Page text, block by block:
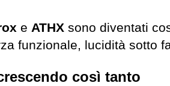
e ATHX sono diventati
funzionale, lucidità sotto
così tanto